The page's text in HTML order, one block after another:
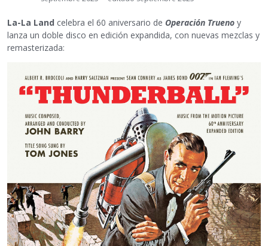
La-La Land celebra el 60 aniversario de Operación Trueno y
lanza un doble disco en edición expandida, con nuevas mezclas y
remasterizada: